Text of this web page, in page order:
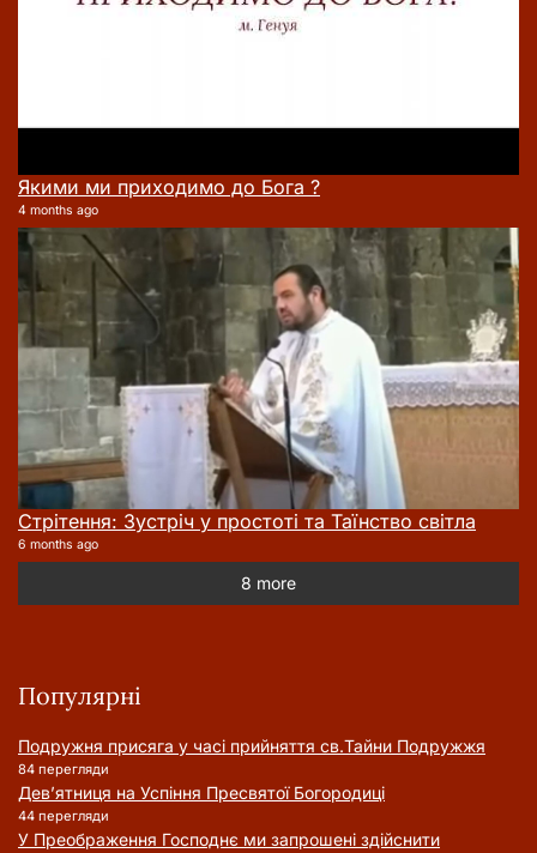
Якими ми приходимо до Бога ?
4 months ago
Стрітення: Зустріч у простоті та Таїнство світла
6 months ago
8 more
Популярні
Подружня присягa у часі прийняття cв.Тайни Подружжя
84 перегляди
Дев’ятниця на Успіння Пресвятої Богородиці
44 перегляди
У Преображення Господнє ми запрошені здійснити